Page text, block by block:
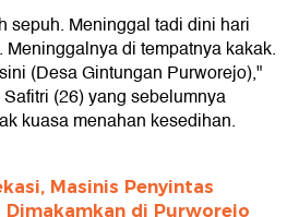
sepuh. Meninggal tadi dini hari
di tempatnya kakak.
(Desa Gintungan Purworejo),"
(26) yang sebelumnya
kuasa menahan kesedihan.
Masinis Penyintas
di Purworejo